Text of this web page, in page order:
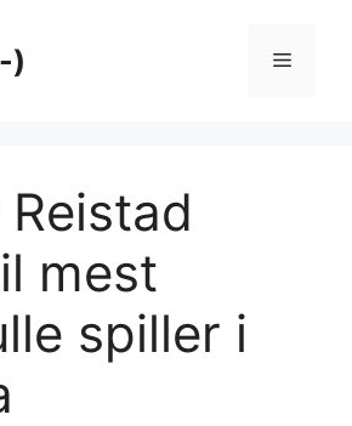
) Meny
mest
spiller i